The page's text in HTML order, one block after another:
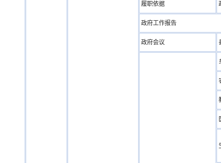
履职依据
政府工作报告
政府会议